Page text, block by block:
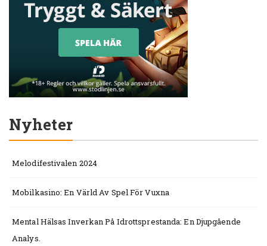
Nyheter
Melodifestivalen 2024
Mobilkasino: En Värld Av Spel För Vuxna
Mental Hälsas Inverkan På Idrottsprestanda: En Djupgående
Analys.